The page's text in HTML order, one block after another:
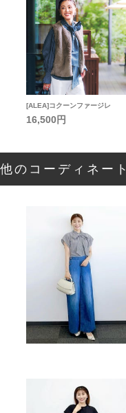
[ALEA]コクーンファージレ
16,500円
のコーディネート